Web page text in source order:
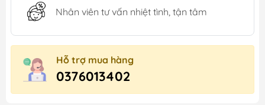
Nhân viên tư vấn nhiệt tình, tận tâm
Hỗ trợ mua hàng
0376013402